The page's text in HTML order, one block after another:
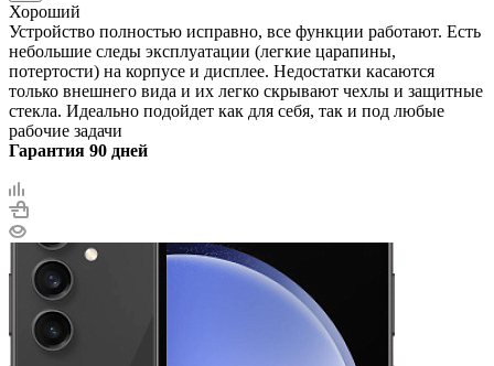
Хороший
Устройство полностью исправно, все функции работают. Есть
небольшие следы эксплуатации (легкие царапины,
потертости) на корпусе и дисплее. Недостатки касаются
только внешнего вида и их легко скрывают чехлы и защитные
стекла. Идеально подойдет как для себя, так и под любые
рабочие задачи
Гарантия 90 дней